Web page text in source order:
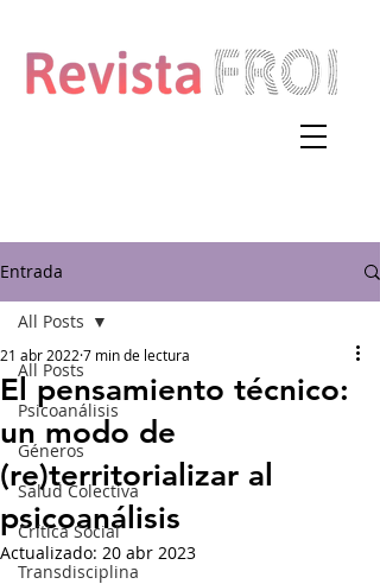
Entrada
All Posts
Psicoanálisis
Géneros
Salud Colectiva
Crítica Social
Transdisciplina
All Posts
El pensamiento técnico:
un modo de
(re)territorializar al
psicoanálisis
21 abr 2022 7 min de lectura
Actualizado: 20 abr 2023